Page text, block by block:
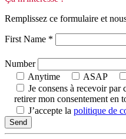
Remplissez ce formulaire et
First Name *
Number
Anytime
ASAP
Je consens à recevoir
retirer mon consentement en
J’accepte la politique de